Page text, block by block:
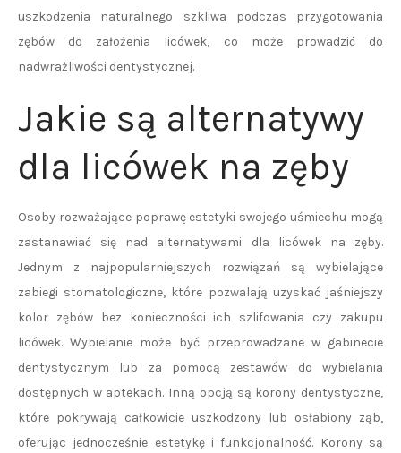
uszkodzenia naturalnego szkliwa podczas przygotowania
zębów do założenia licówek, co może prowadzić do
nadwrażliwości dentystycznej.
Jakie są alternatywy
dla licówek na zęby
Osoby rozważające poprawę estetyki swojego uśmiechu mogą
zastanawiać się nad alternatywami dla licówek na zęby.
Jednym z najpopularniejszych rozwiązań są wybielające
zabiegi stomatologiczne, które pozwalają uzyskać jaśniejszy
kolor zębów bez konieczności ich szlifowania czy zakupu
licówek. Wybielanie może być przeprowadzane w gabinecie
dentystycznym lub za pomocą zestawów do wybielania
dostępnych w aptekach. Inną opcją są korony dentystyczne,
które pokrywają całkowicie uszkodzony lub osłabiony ząb,
oferując jednocześnie estetykę i funkcjonalność. Korony są